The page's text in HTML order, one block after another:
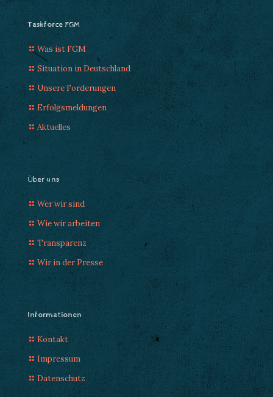
Taskforce FGM
Was ist FGM
Situation in Deutschland
Unsere Forderungen
Erfolgsmeldungen
Aktuelles
Über uns
Wer wir sind
Wie wir arbeiten
Transparenz
Wir in der Presse
Informationen
Kontakt
Impressum
Datenschutz